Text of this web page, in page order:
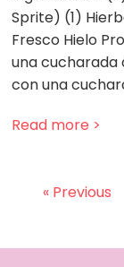
Sprite) (1)
Fresco Hielo
una cucharada
con una
Read more >
« Previous